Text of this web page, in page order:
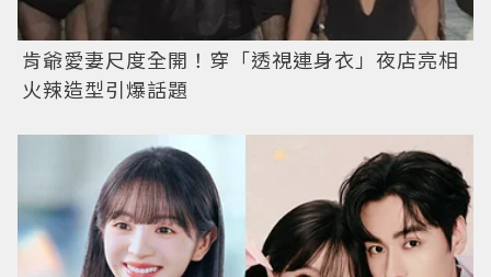
肯爺愛妻尺度全開！穿「透視連身衣」夜店亮相
火辣造型引爆話題